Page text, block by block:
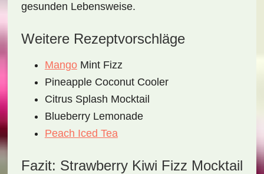
gesunden Lebensweise.
Weitere Rezeptvorschläge
MangoMint Fizz
Pineapple Coconut Cooler
Citrus Splash Mocktail
Blueberry Lemonade
Peach Iced Tea
Fazit: Strawberry Kiwi Fizz Mocktail